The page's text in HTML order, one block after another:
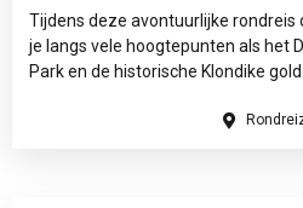
Tijdens deze avontuurlijke rondreis
je langs vele hoogtepunten als het
Park en de historische Klondike gold...